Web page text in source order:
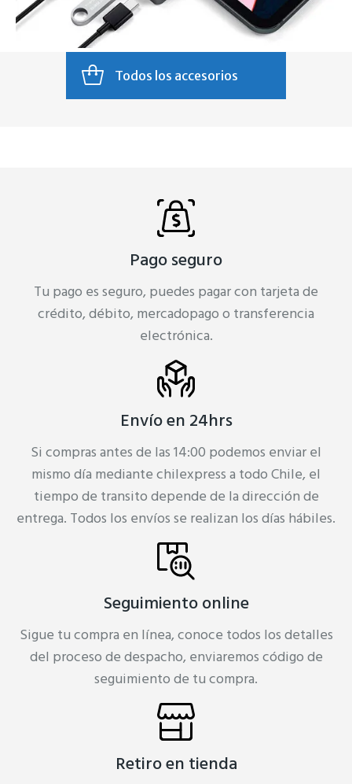
Todos los accesorios
Pago seguro
Tu pago es seguro, puedes pagar con tarjeta de
crédito, débito, mercadopago o transferencia
electrónica.
Envío en 24hrs
Si compras antes de las 14:00 podemos enviar el
mismo día mediante chilexpress a todo Chile, el
tiempo de transito depende de la dirección de
entrega. Todos los envíos se realizan los días hábiles.
Seguimiento online
Sigue tu compra en línea, conoce todos los detalles
del proceso de despacho, enviaremos código de
seguimiento de tu compra.
Retiro en tienda